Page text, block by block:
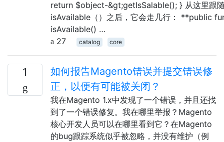
return $object-&gt;getIsSalable(); } 从这里跟
isAvailable（）之后，它会走几行： **public
isAvailable() …
27
catalog core
1
如何报告Magento错误并提交错误修
正，以便有可能被关闭？
我在Magento 1.x中发现了一个错误，并且还找
到了一个错误修复。我在哪里举报？Magento
核心开发人员可以在哪里看到它？在Magento
的bug跟踪系统似乎被忽略，并没有维护（例